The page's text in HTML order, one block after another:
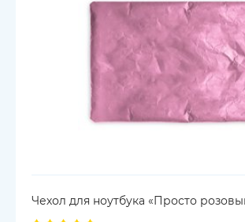
Чехол для ноутбука «Просто